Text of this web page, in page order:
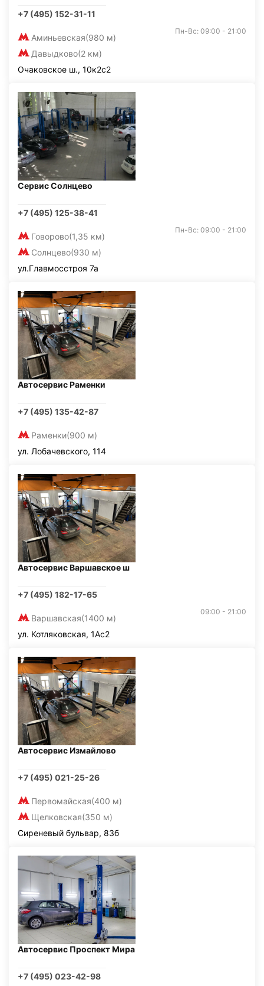
+7 (495) 152-31-11
Аминьевская(980 м)
Давыдково(2 км)
Пн-Вс: 09:00 - 21:00
Очаковское ш., 10к2с2
Сервис Солнцево
+7 (495) 125-38-41
Говорово(1,35 км)
Солнцево(930 м)
Пн-Вс: 09:00 - 21:00
ул.Главмосстроя 7а
Автосервис Раменки
+7 (495) 135-42-87
Раменки(900 м)
ул. Лобачевского, 114
Автосервис Варшавское ш
+7 (495) 182-17-65
Варшавская(1400 м)
09:00 - 21:00
ул. Котляковская, 1Ас2
Автосервис Измайлово
+7 (495) 021-25-26
Первомайская(400 м)
Щелковская(350 м)
Сиреневый бульвар, 83б
Автосервис Проспект Мира
+7 (495) 023-42-98